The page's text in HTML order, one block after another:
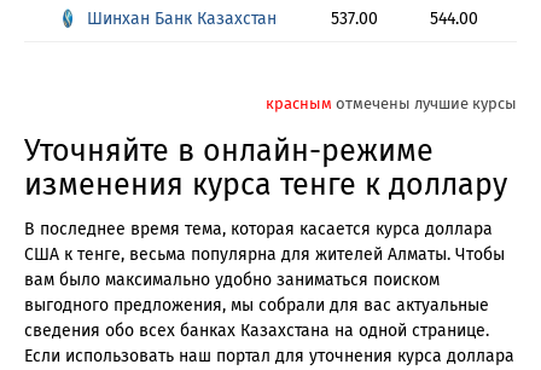
Шинхан Банк Казахстан 537.00 544.00
красным отмечены лучшие курсы
Уточняйте в онлайн-режиме
изменения курса тенге к доллару
В последнее время тема, которая касается курса доллара
США к тенге, весьма популярна для жителей Алматы. Чтобы
вам было максимально удобно заниматься поиском
выгодного предложения, мы собрали для вас актуальные
сведения обо всех банках Казахстана на одной странице.
Если использовать наш портал для уточнения курса доллара